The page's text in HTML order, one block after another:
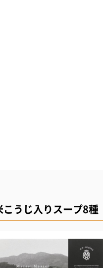
うじ入りスープ8種